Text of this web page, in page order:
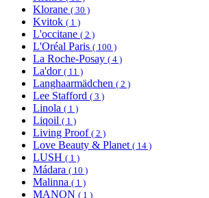
Klorane ( 30 )
Kvitok ( 1 )
L'occitane ( 2 )
L'Oréal Paris ( 100 )
La Roche-Posay ( 4 )
La'dor ( 11 )
Langhaarmädchen ( 2 )
Lee Stafford ( 3 )
Linola ( 1 )
Liqoil ( 1 )
Living Proof ( 2 )
Love Beauty & Planet ( 14 )
LUSH ( 1 )
Mádara ( 10 )
Malinna ( 1 )
MANON ( 1 )